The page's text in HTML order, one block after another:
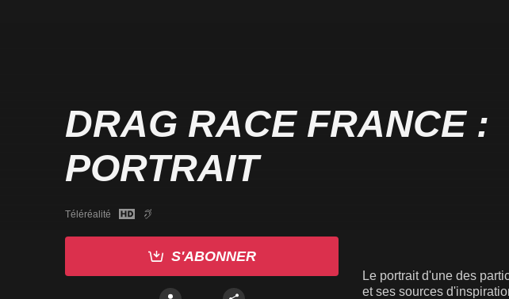
DRAG RACE FRANCE :
PORTRAIT
Téléréalité
S'ABONNER
Le portrait d'une des
et ses sources